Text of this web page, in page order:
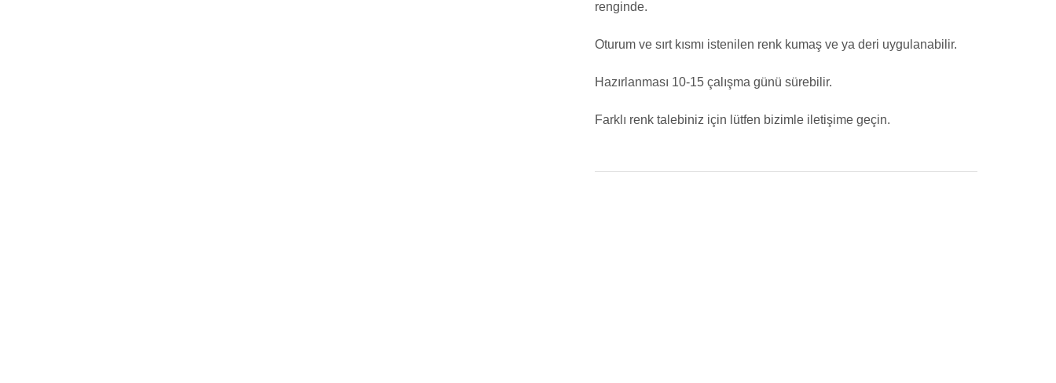
renginde.
Oturum ve sırt kısmı istenilen renk kumaş ve ya deri uygulanabilir.
Hazırlanması 10-15 çalışma günü sürebilir.
Farklı renk talebiniz için lütfen bizimle iletişime geçin.